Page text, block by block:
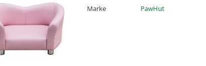
Marke
PawHut